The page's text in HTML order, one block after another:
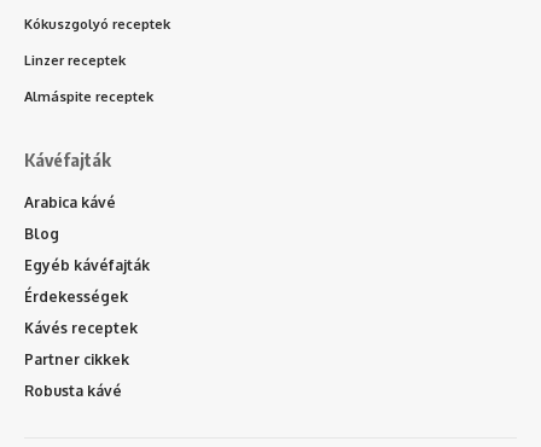
Kókuszgolyó receptek
Linzer receptek
Almáspite receptek
Kávéfajták
Arabica kávé
Blog
Egyéb kávéfajták
Érdekességek
Kávés receptek
Partner cikkek
Robusta kávé